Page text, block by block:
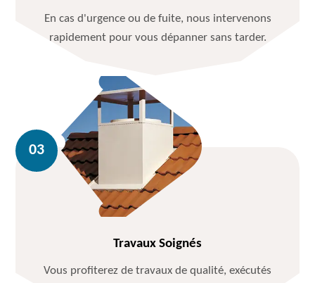
En cas d'urgence ou de fuite, nous intervenons
rapidement pour vous dépanner sans tarder.
Travaux Soignés
Vous profiterez de travaux de qualité, exécutés